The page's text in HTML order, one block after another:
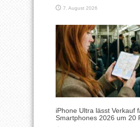
7. August 2026
iPhone Ultra lässt Verkauf
Smartphones 2026 um 20